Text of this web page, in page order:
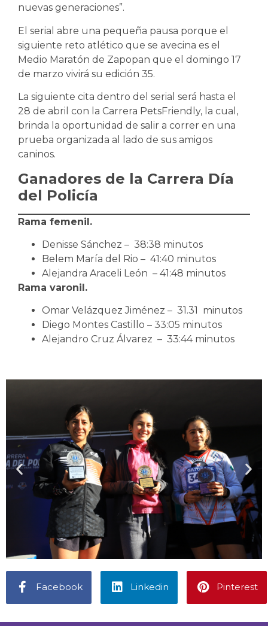
nuevas generaciones”.
El serial abre una pequeña pausa porque el
siguiente reto atlético que se avecina es el
Medio Maratón de Zapopan que el domingo 17
de marzo vivirá su edición 35.
La siguiente cita dentro del serial será hasta el
28 de abril con la Carrera PetsFriendly, la cual,
brinda la oportunidad de salir a correr en una
prueba organizada al lado de sus amigos
caninos.
Ganadores de la Carrera Día
del Policía
Rama femenil.
Denisse Sánchez – 38:38 minutos
Belem María del Rio – 41:40 minutos
Alejandra Araceli León – 41:48 minutos
Rama varonil.
Omar Velázquez Jiménez – 31.31 minutos
Diego Montes Castillo – 33:05 minutos
Alejandro Cruz Álvarez – 33:44 minutos
Facebook Linkedin Pinterest